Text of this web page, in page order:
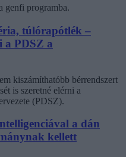
genfi programba.
túlórapótlék –
a PDSZ a
kiszámíthatóbb bérrendszert
is szeretné elérni a
(PDSZ).
a dán
kellett